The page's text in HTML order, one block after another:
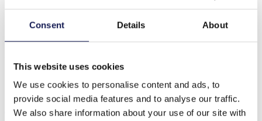
Consent Details About
This website uses cookies
We use cookies to personalise content and ads, to
provide social media features and to analyse our traffic.
We also share information about your use of our site with
Beschrijving
K-A4.1 DP2545099 Diamond Painting - Canvas 50x40cm -
Anderen kochten ook